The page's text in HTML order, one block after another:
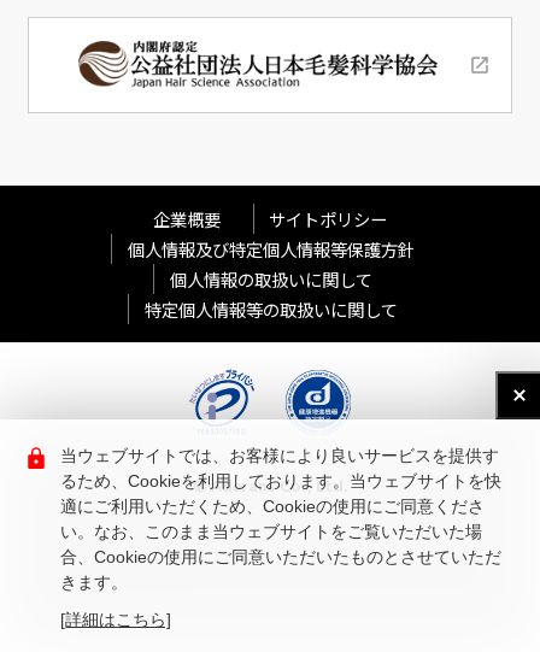
企業概要
サイトポリシー
個人情報及び特定個人情報等保護方針
個人情報の取扱いに関して
特定個人情報等の取扱いに関して
© Aderans Co., Ltd.
当ウェブサイトでは、お客様により良いサービスを提供す
るため、Cookieを利用しております。当ウェブサイトを快
適にご利用いただくため、Cookieの使用にご同意くださ
い。なお、このまま当ウェブサイトをご覧いただいた場
合、Cookieの使用にご同意いただいたものとさせていただ
きます。
[詳細はこちら]